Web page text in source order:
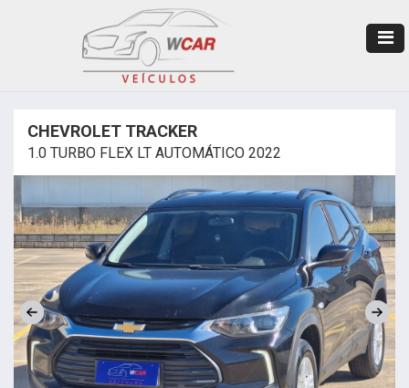
CHEVROLET TRACKER
1.0 TURBO FLEX LT AUTOMÁTICO 2022